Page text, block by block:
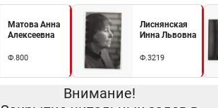
Матова Анна
Алексеевна
Ф.800
Лиснянская
Инна Львовна
Ф.3219
Внимание!